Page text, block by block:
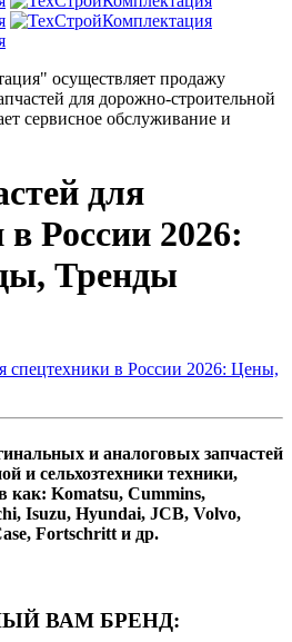
осуществляет продажу
для дорожно-строительной
сервисное обслуживание и
для
в России 2026:
Тренды
спецтехники в России 2026: Цены,
и аналоговых запчастей
и сельхозтехники техники,
как: Komatsu, Cummins,
Isuzu, Hyundai, JCB, Volvo,
Fortschritt и др.
ВАМ БРЕНД: